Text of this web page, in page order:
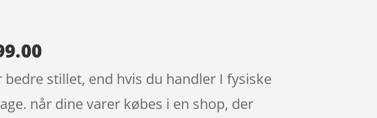
stillet, end hvis du handler I fysiske
når dine varer købes i en shop, der